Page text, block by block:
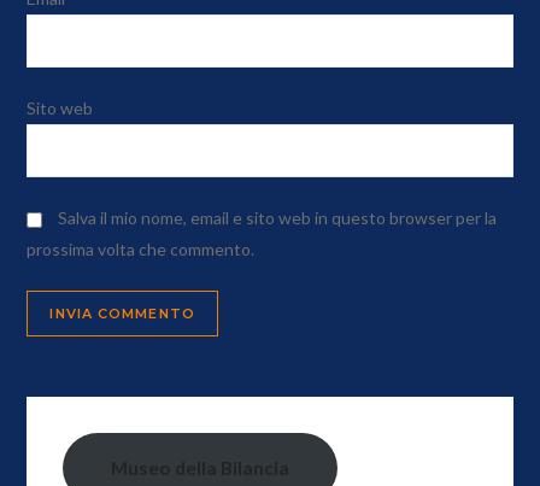
Sito web
Salva il mio nome, email e sito web in questo browser per la
prossima volta che commento.
Museo della Bilancia